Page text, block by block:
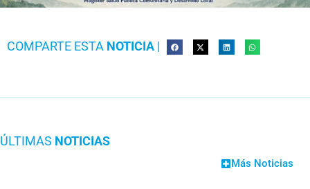
COMPARTE ESTA NOTICIA
ÚLTIMAS NOTICIAS
Más Noticias